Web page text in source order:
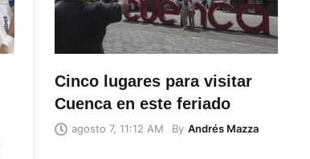
Cinco lugares para visitar
Cuenca en este feriado
agosto 7, 11:12 AM By Andrés Mazza